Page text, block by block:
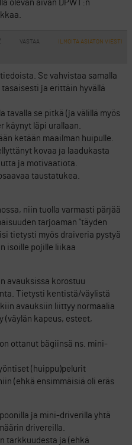
olevan aivan DPWT:n
VASTAA ILMOITA ASIATON VIESTI
Se vahvistaa samalla
ja erittäin hyvällä
tavalla se pitkä (ja välillä myös
käynyt läpi urallaan.
ketään maailman huipulle.
kovaa ja laadukasta
ja motivaatiota.
taustatukea.
niin tuolla varmasti pärjää
tarjoaman ”täyden
tietysti myös draiveria pystyä
isoille pojille liikaa
avauksissa korostuu
Tietysti kentistä/väylistä
avauksiin liittyy normaalia
(väylän kapeus, esteet,
ottanut bägiinsä ns. mini-
(huippu)pelurit
(ehkä ensimmäisiä oli eräs
ja mini-driverilla yhtä
drivereilla.
tarkkuudesta ja (ehkä